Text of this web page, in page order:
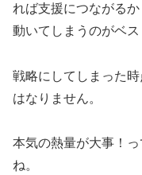
れば支援につながる
動いてしまうのがベス
戦略にしてしまった
はなりません。
本気の熱量が大事！
ね。